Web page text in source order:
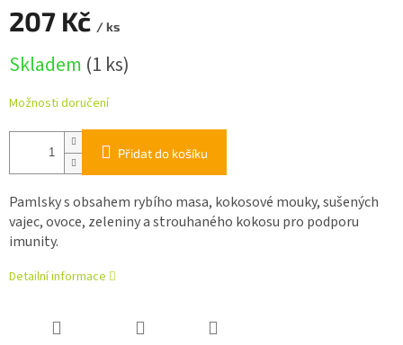
207 Kč / ks
cena:
Skladem (1 ks)
Možnosti doručení
Přidat do košíku
Pamlsky s obsahem rybího masa, kokosové mouky, sušených
vajec, ovoce, zeleniny a strouhaného kokosu pro podporu
imunity.
Detailní informace